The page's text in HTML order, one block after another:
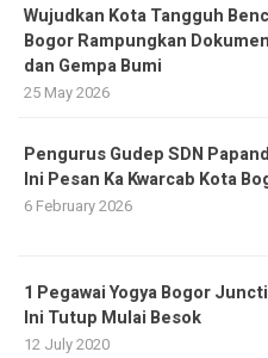
​Wujudkan Kota Tangguh
Bogor Rampungkan
dan Gempa Bumi
25 May 2026
Pengurus Gudep SDN
Ini Pesan Ka Kwarcab Kota
6 February 2026
1 Pegawai Yogya Bogor
Ini Tutup Mulai Besok
12 July 2020